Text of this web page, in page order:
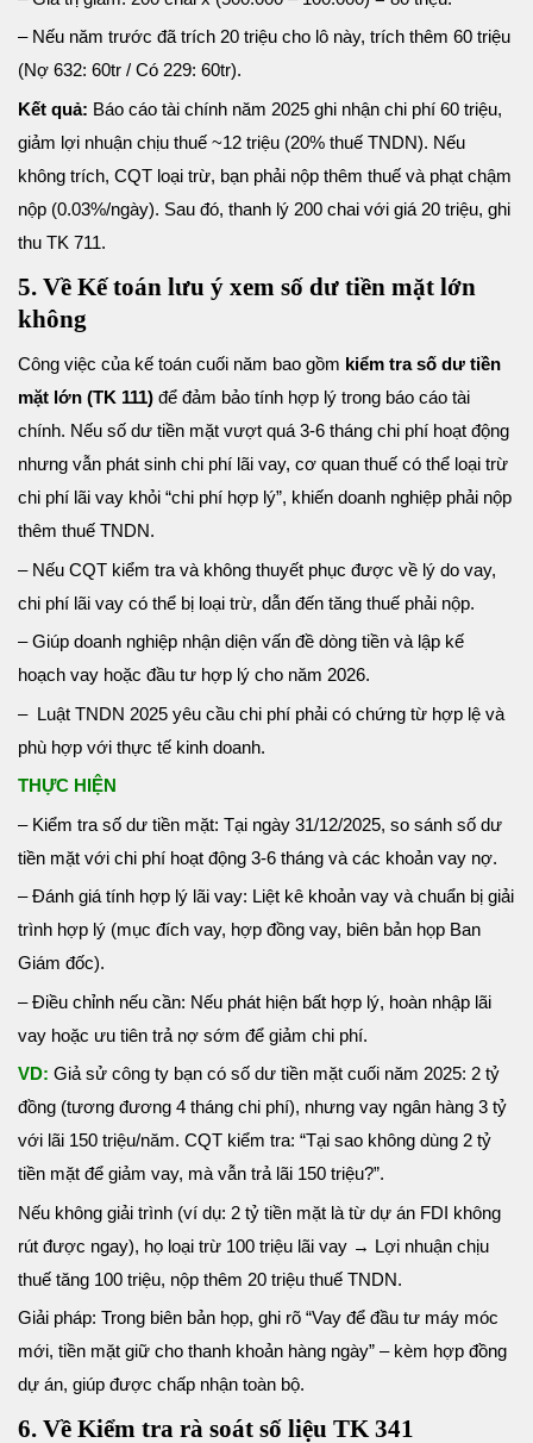
– Nếu năm trước đã trích 20 triệu cho lô này, trích thêm 60 triệu
(Nợ 632: 60tr / Có 229: 60tr).
Kết quả: Báo cáo tài chính năm 2025 ghi nhận chi phí 60 triệu,
giảm lợi nhuận chịu thuế ~12 triệu (20% thuế TNDN). Nếu
không trích, CQT loại trừ, bạn phải nộp thêm thuế và phạt chậm
nộp (0.03%/ngày). Sau đó, thanh lý 200 chai với giá 20 triệu, ghi
thu TK 711.
5. Về Kế toán lưu ý xem số dư tiền mặt lớn
không
Công việc của kế toán cuối năm bao gồm kiểm tra số dư tiền
mặt lớn (TK 111) để đảm bảo tính hợp lý trong báo cáo tài
chính. Nếu số dư tiền mặt vượt quá 3-6 tháng chi phí hoạt động
nhưng vẫn phát sinh chi phí lãi vay, cơ quan thuế có thể loại trừ
chi phí lãi vay khỏi “chi phí hợp lý”, khiến doanh nghiệp phải nộp
thêm thuế TNDN.
– Nếu CQT kiểm tra và không thuyết phục được về lý do vay,
chi phí lãi vay có thể bị loại trừ, dẫn đến tăng thuế phải nộp.
– Giúp doanh nghiệp nhận diện vấn đề dòng tiền và lập kế
hoạch vay hoặc đầu tư hợp lý cho năm 2026.
– Luật TNDN 2025 yêu cầu chi phí phải có chứng từ hợp lệ và
phù hợp với thực tế kinh doanh.
THỰC HIỆN
– Kiểm tra số dư tiền mặt: Tại ngày 31/12/2025, so sánh số dư
tiền mặt với chi phí hoạt động 3-6 tháng và các khoản vay nợ.
– Đánh giá tính hợp lý lãi vay: Liệt kê khoản vay và chuẩn bị giải
trình hợp lý (mục đích vay, hợp đồng vay, biên bản họp Ban
Giám đốc).
– Điều chỉnh nếu cần: Nếu phát hiện bất hợp lý, hoàn nhập lãi
vay hoặc ưu tiên trả nợ sớm để giảm chi phí.
VD: Giả sử công ty bạn có số dư tiền mặt cuối năm 2025: 2 tỷ
đồng (tương đương 4 tháng chi phí), nhưng vay ngân hàng 3 tỷ
với lãi 150 triệu/năm. CQT kiểm tra: “Tại sao không dùng 2 tỷ
tiền mặt để giảm vay, mà vẫn trả lãi 150 triệu?”.
Nếu không giải trình (ví dụ: 2 tỷ tiền mặt là từ dự án FDI không
rút được ngay), họ loại trừ 100 triệu lãi vay → Lợi nhuận chịu
thuế tăng 100 triệu, nộp thêm 20 triệu thuế TNDN.
Giải pháp: Trong biên bản họp, ghi rõ “Vay để đầu tư máy móc
mới, tiền mặt giữ cho thanh khoản hàng ngày” – kèm hợp đồng
dự án, giúp được chấp nhận toàn bộ.
6. Về Kiểm tra rà soát số liệu TK 341